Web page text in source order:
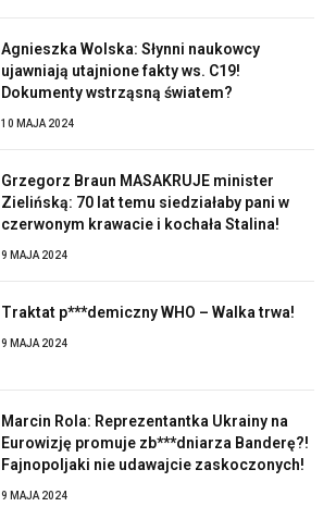
Agnieszka Wolska: Słynni naukowcy
ujawniają utajnione fakty ws. C19!
Dokumenty wstrząsną światem?
10 MAJA 2024
Grzegorz Braun MASAKRUJE minister
Zielińską: 70 lat temu siedziałaby pani w
czerwonym krawacie i kochała Stalina!
9 MAJA 2024
Traktat p***demiczny WHO – Walka trwa!
9 MAJA 2024
Marcin Rola: Reprezentantka Ukrainy na
Eurowizję promuje zb***dniarza Banderę?!
Fajnopoljaki nie udawajcie zaskoczonych!
9 MAJA 2024